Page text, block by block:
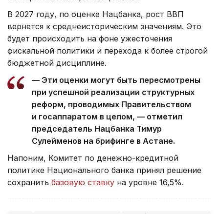
В 2027 году, по оценке Нацбанка, рост ВВП
вернется к среднеисторическим значениям. Это
будет происходить на фоне ужесточения
фискальной политики и перехода к более строгой
бюджетной дисциплине.
— Эти оценки могут быть пересмотрены
при успешной реализации структурных
реформ, проводимых Правительством
и госаппаратом в целом, — отметил
председатель Нацбанка Тимур
Сулейменов на брифинге в Астане.
Напоним, Комитет по денежно-кредитной
политике Национального банка принял решение
сохранить базовую ставку на уровне 16,5%.